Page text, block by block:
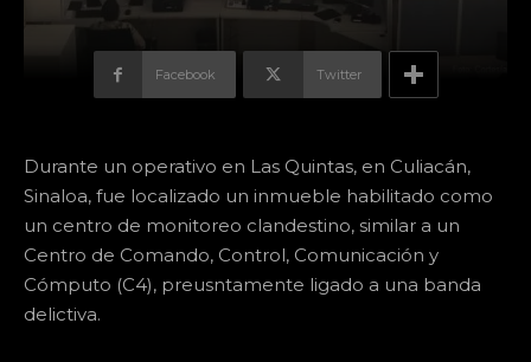
Facebook Twitter
Durante un operativo en Las Quintas, en Culiacán,
Sinaloa, fue localizado un inmueble habilitado como
un centro de monitoreo clandestino, similar a un
Centro de Comando, Control, Comunicación y
Cómputo (C4), preusntamente ligado a una banda
delictiva.